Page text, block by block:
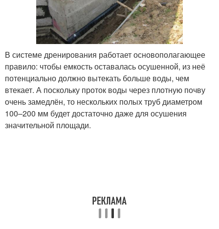
В системе дренирования работает основополагающее
правило: чтобы емкость оставалась осушенной, из неё
потенциально должно вытекать больше воды, чем
втекает. А поскольку проток воды через плотную почву
очень замедлён, то нескольких полых труб диаметром
100–200 мм будет достаточно даже для осушения
значительной площади.